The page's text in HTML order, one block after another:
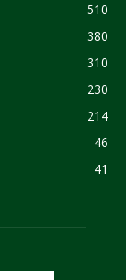
510
380
310
230
214
46
41